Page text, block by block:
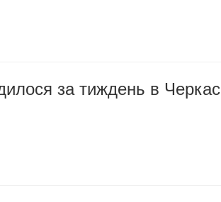
за тиждень в